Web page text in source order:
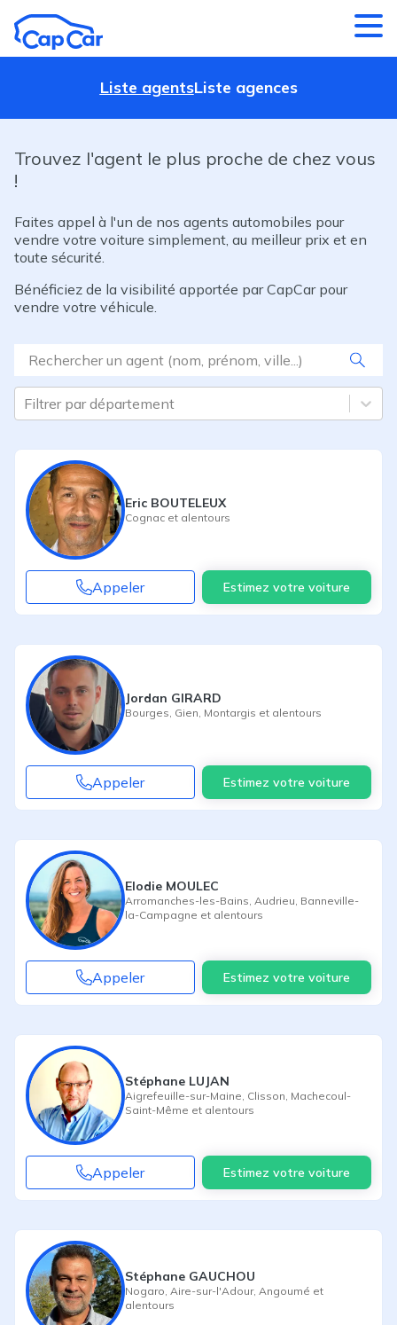
Liste agentsListe agences
Trouvez l'agent le plus proche de chez vous
!
Faites appel à l'un de nos agents automobiles pour
vendre votre voiture simplement, au meilleur prix et en
toute sécurité.
Bénéficiez de la visibilité apportée par CapCar pour
vendre votre véhicule.
Filtrer par département
Eric BOUTELEUX
Cognac et alentours
Appeler Estimez votre voiture
Jordan GIRARD
Bourges Gien Montargis et alentours
Appeler Estimez votre voiture
Elodie MOULEC
Arromanches-les-Bains Audrieu Banneville-
la-Campagne et alentours
Appeler Estimez votre voiture
Stéphane LUJAN
Aigrefeuille-sur-Maine Clisson Machecoul-
Saint-Même et alentours
Appeler Estimez votre voiture
Stéphane GAUCHOU
Nogaro Aire-sur-l'Adour, Angoumé et
alentours